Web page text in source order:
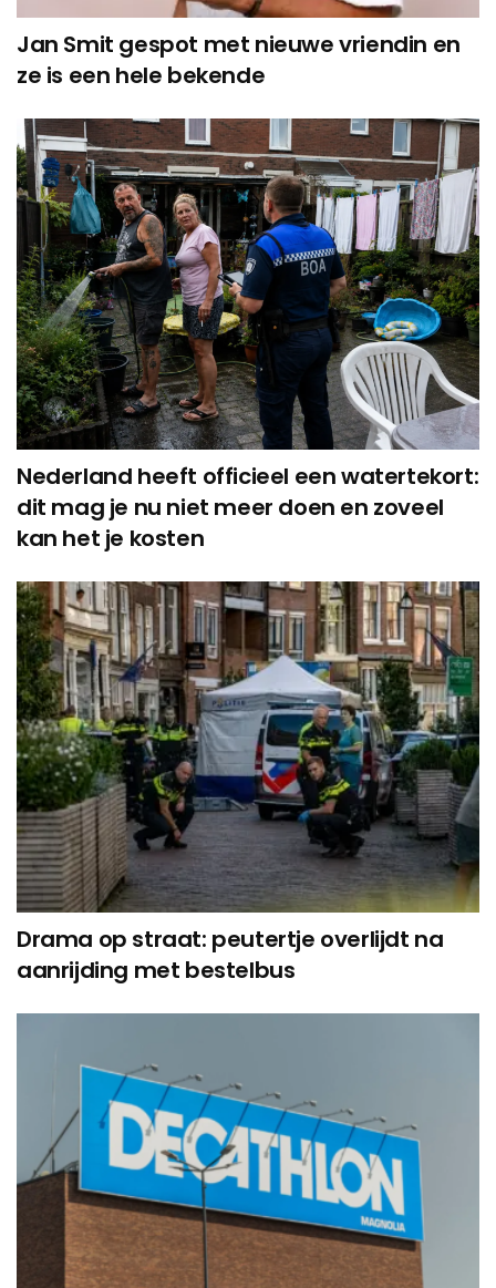
Jan Smit gespot met nieuwe vriendin en
ze is een hele bekende
Nederland heeft officieel een watertekort:
dit mag je nu niet meer doen en zoveel
kan het je kosten
Drama op straat: peutertje overlijdt na
aanrijding met bestelbus